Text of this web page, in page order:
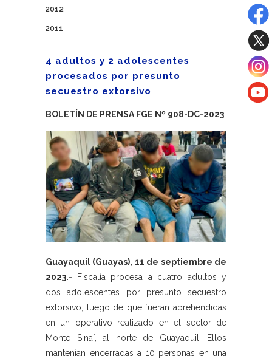
2012
2011
4 adultos y 2 adolescentes
procesados por presunto
secuestro extorsivo
BOLETÍN DE PRENSA FGE Nº 908-DC-2023
Guayaquil (Guayas), 11 de septiembre de
2023.-
Fiscalía procesa a cuatro adultos y
dos adolescentes por presunto secuestro
extorsivo, luego de que fueran aprehendidas
en un operativo realizado en el sector de
Monte Sinaí, al norte de Guayaquil. Ellos
mantenían encerradas a 10 personas en una